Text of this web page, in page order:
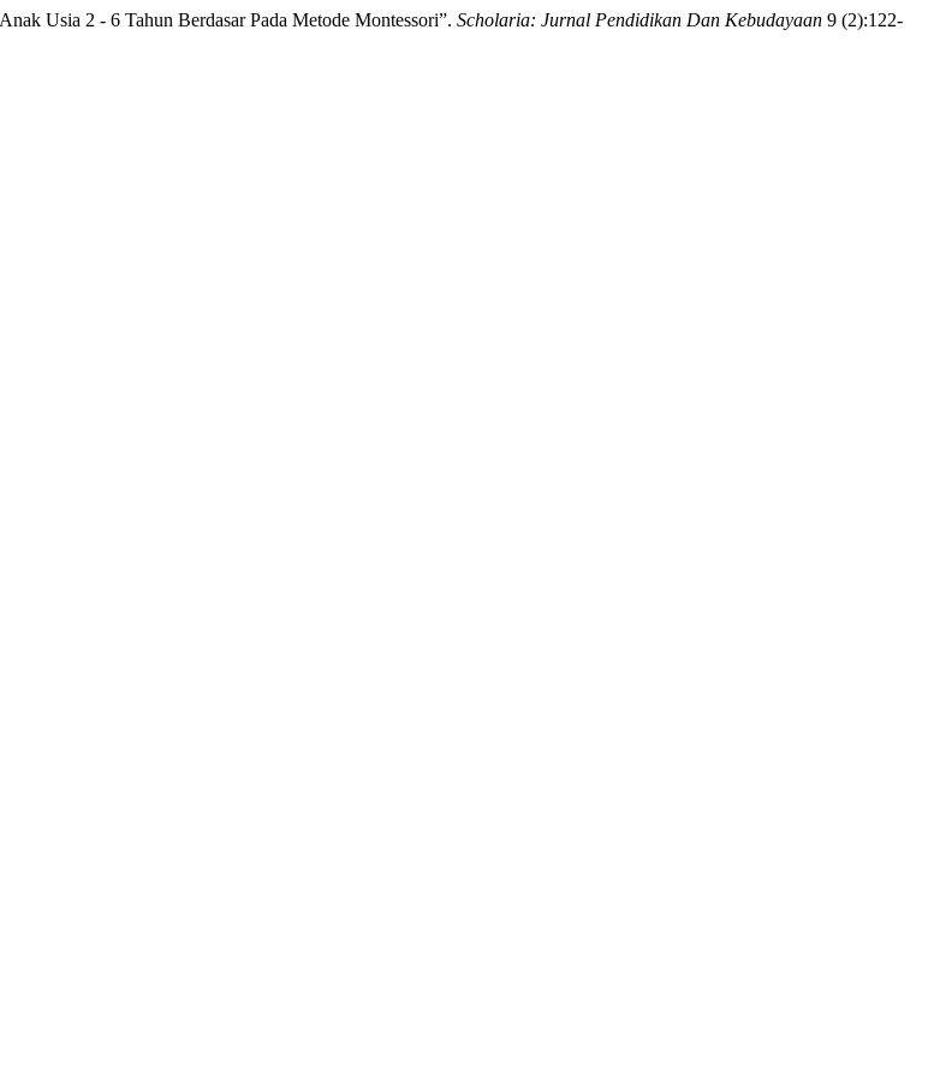
Usia 2 - 6 Tahun Berdasar Pada Metode Montessori”. Scholaria: Jurnal Pendidikan Dan Kebudayaan 9 (2):122-